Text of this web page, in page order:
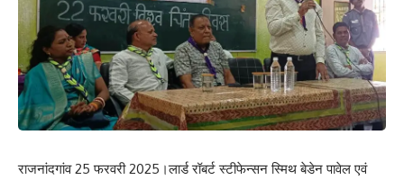
राजनांदगांव 25 फरवरी 2025।लार्ड रॉबर्ट स्टीफेन्सन स्मिथ बेडेन पावेल एवं